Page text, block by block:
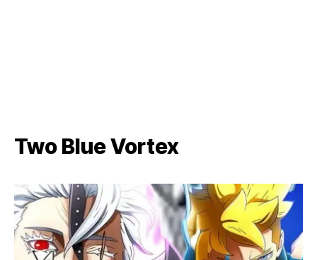
Two Blue Vortex